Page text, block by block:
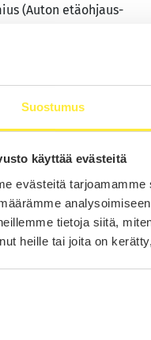
Suostumus
käyttää evästeitä
evästeitä
tietoja siitä,
heille tai joita on
(Auton etäohjaus-